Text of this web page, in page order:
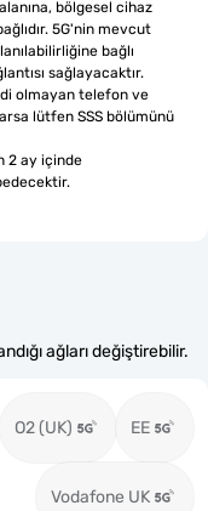
bölgesel cihaz
5G'nin mevcut
bağlı
sağlayacaktır.
olmayan telefon ve
lütfen SSS bölümünü
2 ay içinde
ağları değiştirebilir.
O2 (UK) EE
Vodafone UK